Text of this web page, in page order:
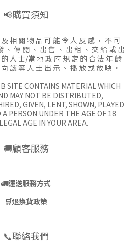
📢購買須知
相 關 物 品 可 能 令 人 反 感 ， 不 可
、 傳 閱 、 出 售 、 出 租 、 交 給 或 出
人 士/當 地 政 府 規 定 的 合 法 年 齡
該 等 人 士 出 示 、 播 放 或 放 映 。
SITE CONTAINS MATERIAL WHICH
MAY NOT BE DISTRIBUTED,
GIVEN, LENT, SHOWN, PLAYED
PERSON UNDER THE AGE OF 18
AGE IN YOUR AREA.
🚚顧客服務
🚛運送服務方式
🛒退換貨政策
📞聯絡我們